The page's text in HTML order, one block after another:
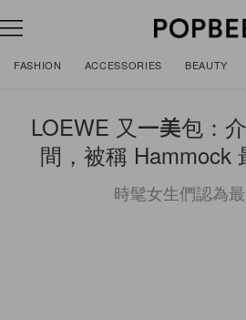
FASHION ACCESSORIES BEAUTY
LOEWE 又一美包：
間，被稱 Hammock
時髦女生們認為